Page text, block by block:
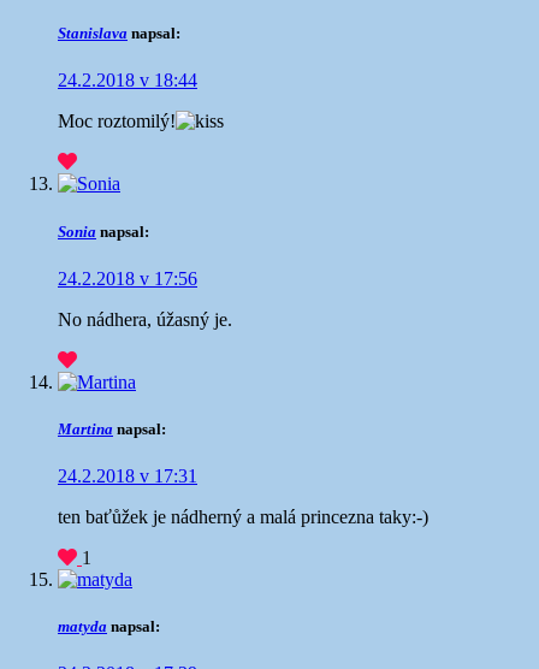
Stanislava napsal:
24.2.2018 v 18:44
Moc roztomilý!
Sonia napsal:
24.2.2018 v 17:56
No nádhera, úžasný je.
Martina napsal:
24.2.2018 v 17:31
ten baťůžek je nádherný a malá princezna taky:-)
1
matyda napsal: